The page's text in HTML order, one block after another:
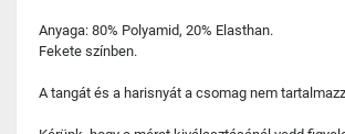
Anyaga: 80% Polyamid, 20% Elasthan.
Fekete színben.
A tangát és a harisnyát a csomag nem